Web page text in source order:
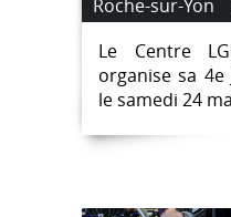
Roche-sur-
l’inclusion
Le Centre
organise sa 4e
le samedi 24